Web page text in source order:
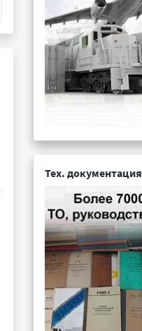
Подробнее ...
Тех. документация